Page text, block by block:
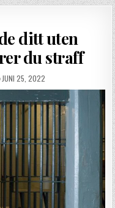
ditt uten
du straff
PUBLISHED DATE:
JUNI 25, 2022